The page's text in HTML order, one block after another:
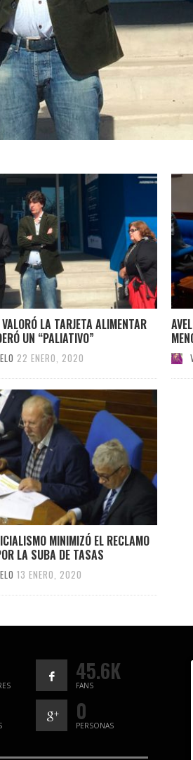
LA TARJETA ALIMENTAR
UN “PALIATIVO”
22 ENERO, 2020
MINIMIZÓ EL RECLAMO
LA SUBA DE TASAS
13 ENERO, 2020
45.6K
FANS
0
PERSONAS